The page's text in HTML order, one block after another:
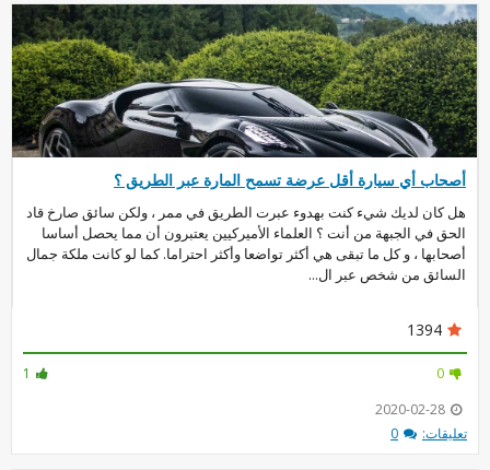
أصحاب أي سيارة أقل عرضة تسمح المارة عبر الطريق ؟
هل كان لديك شيء كنت بهدوء عبرت الطريق في ممر ، ولكن سائق صارخ قاد
الحق في الجبهة من أنت ؟ العلماء الأميركيين يعتبرون أن مما يحصل أساسا
أصحابها ، و كل ما تبقى هي أكثر تواضعا وأكثر احتراما. كما لو كانت ملكة جمال
السائق من شخص عبر ال...
1394
1
0
2020-02-28
تعليقات:
0